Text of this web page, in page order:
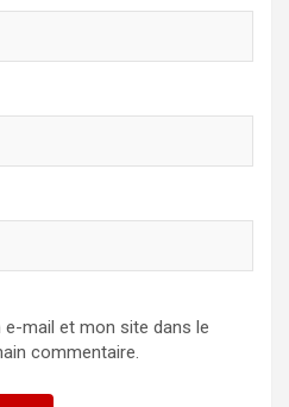
mail et mon site dans le
commentaire.